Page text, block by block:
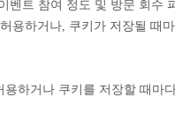
트 참여 정도 및 방문 회수
하거나, 쿠키가 저장될 때
하거나 쿠키를 저장할 때